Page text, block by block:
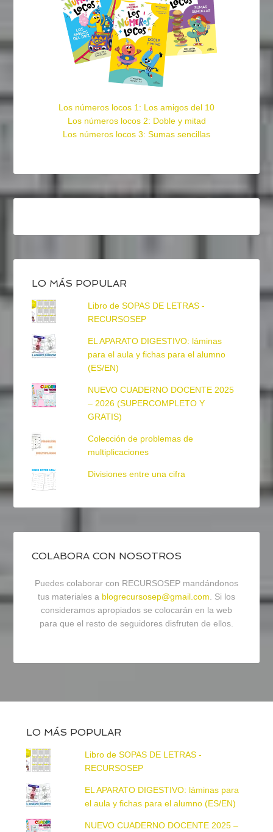
Los números locos 1: Los amigos del 10
Los números locos 2: Doble y mitad
Los números locos 3: Sumas sencillas
LO MÁS POPULAR
Libro de SOPAS DE LETRAS -
RECURSOSEP
EL APARATO DIGESTIVO: láminas
para el aula y fichas para el alumno
(ES/EN)
NUEVO CUADERNO DOCENTE 2025
– 2026 (SUPERCOMPLETO Y
GRATIS)
Colección de problemas de
multiplicaciones
Divisiones entre una cifra
COLABORA CON NOSOTROS
Puedes colaborar con RECURSOSEP mandándonos
tus materiales a blogrecursosep@gmail.com. Si los
consideramos apropiados se colocarán en la web
para que el resto de seguidores disfruten de ellos.
LO MÁS POPULAR
Libro de SOPAS DE LETRAS -
RECURSOSEP
EL APARATO DIGESTIVO: láminas para
el aula y fichas para el alumno (ES/EN)
NUEVO CUADERNO DOCENTE 2025 –